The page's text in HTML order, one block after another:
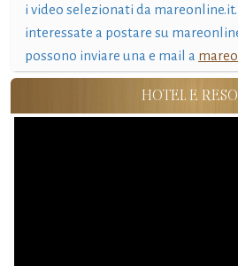
i video selezionati da
interessate a postare su
possono inviare una e mail a
HOTEL E